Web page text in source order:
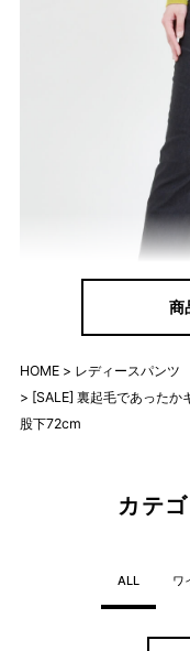
デニム見えだから着回
商
HOME
レディースパンツ
[SALE] 裏起毛であった
股下72cm
カテ
ALL ワ